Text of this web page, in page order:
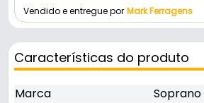
Vendido e entregue por Mark Ferragens
Características do produto
Marca
Soprano